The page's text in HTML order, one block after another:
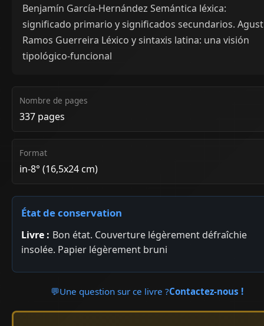
Benjamín García-Hernández Semántica léxica:
significado primario y significados secundarios.
Ramos Guerreira Léxico y sintaxis latina: una visión
tipológico-funcional
Nombre de pages
337 pages
Format
in-8° (16,5x24 cm)
État de conservation
Livre : Bon état. Couverture légèrement défraîchie
insolée. Papier légèrement bruni
💬Une question sur ce livre ?Contactez-nous !